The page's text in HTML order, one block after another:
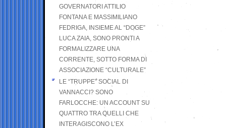
GOVERNATORI ATTILIO
FONTANA E MASSIMILIANO
FEDRIGA, INSIEME AL “DOGE”
LUCA ZAIA, SONO PRONTI A
FORMALIZZARE UNA
CORRENTE, SOTTO FORMA DI
ASSOCIAZIONE “CULTURALE”
LE “TRUPPE” SOCIAL DI
VANNACCI? SONO
FARLOCCHE: UN ACCOUNT SU
QUATTRO TRA QUELLI CHE
INTERAGISCONO L’EX